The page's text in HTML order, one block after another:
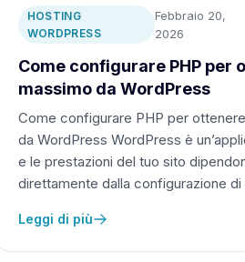
HOSTING
WORDPRESS
Febbraio 20,
2026
Come configurare PHP per
massimo da WordPress
Come configurare PHP per
da WordPress WordPress è
e le prestazioni del tuo sito
direttamente dalla configurazione
Leggi di più